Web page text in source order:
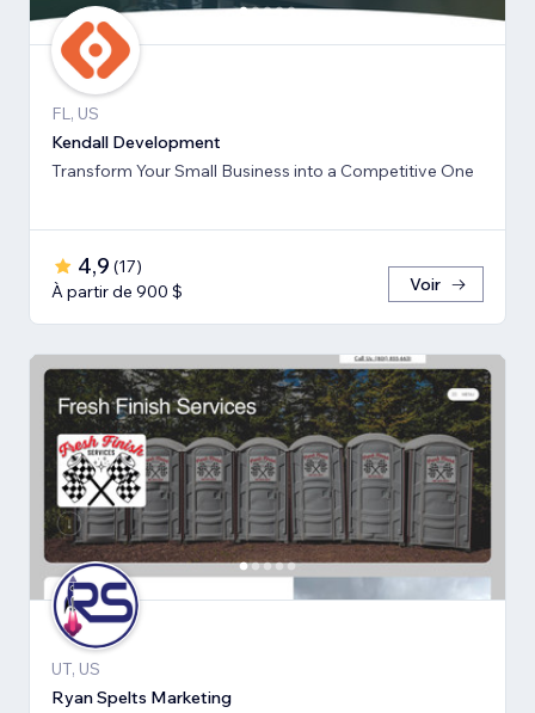
FL, US
Kendall Development
Transform Your Small Business into a Competitive One
4,9 (17)
À partir de 900 $
Voir
UT, US
Ryan Spelts Marketing